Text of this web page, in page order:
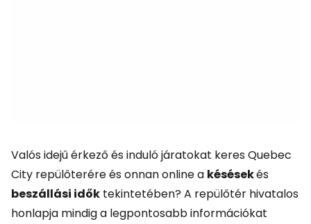
Valós idejű érkező és induló járatokat keres Quebec
City repülőterére és onnan online a késésekés
beszállási idők tekintetében? A repülőtér hivatalos
honlapja mindig a legpontosabb információkat